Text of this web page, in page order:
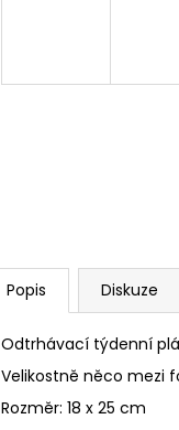
Popis Diskuze
Odtrhávací týdenní
Velikostně něco mezi
Rozměr: 18 x 25 cm